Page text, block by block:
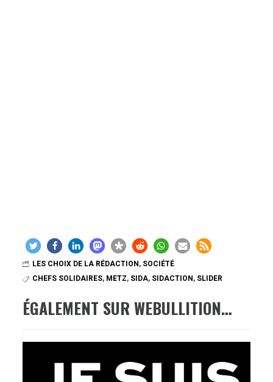
LES CHOIX DE LA RÉDACTION , SOCIÉTÉ
CHEFS SOLIDAIRES, METZ, SIDA, SIDACTION , SLIDER
ÉGALEMENT SUR WEBULLITION…